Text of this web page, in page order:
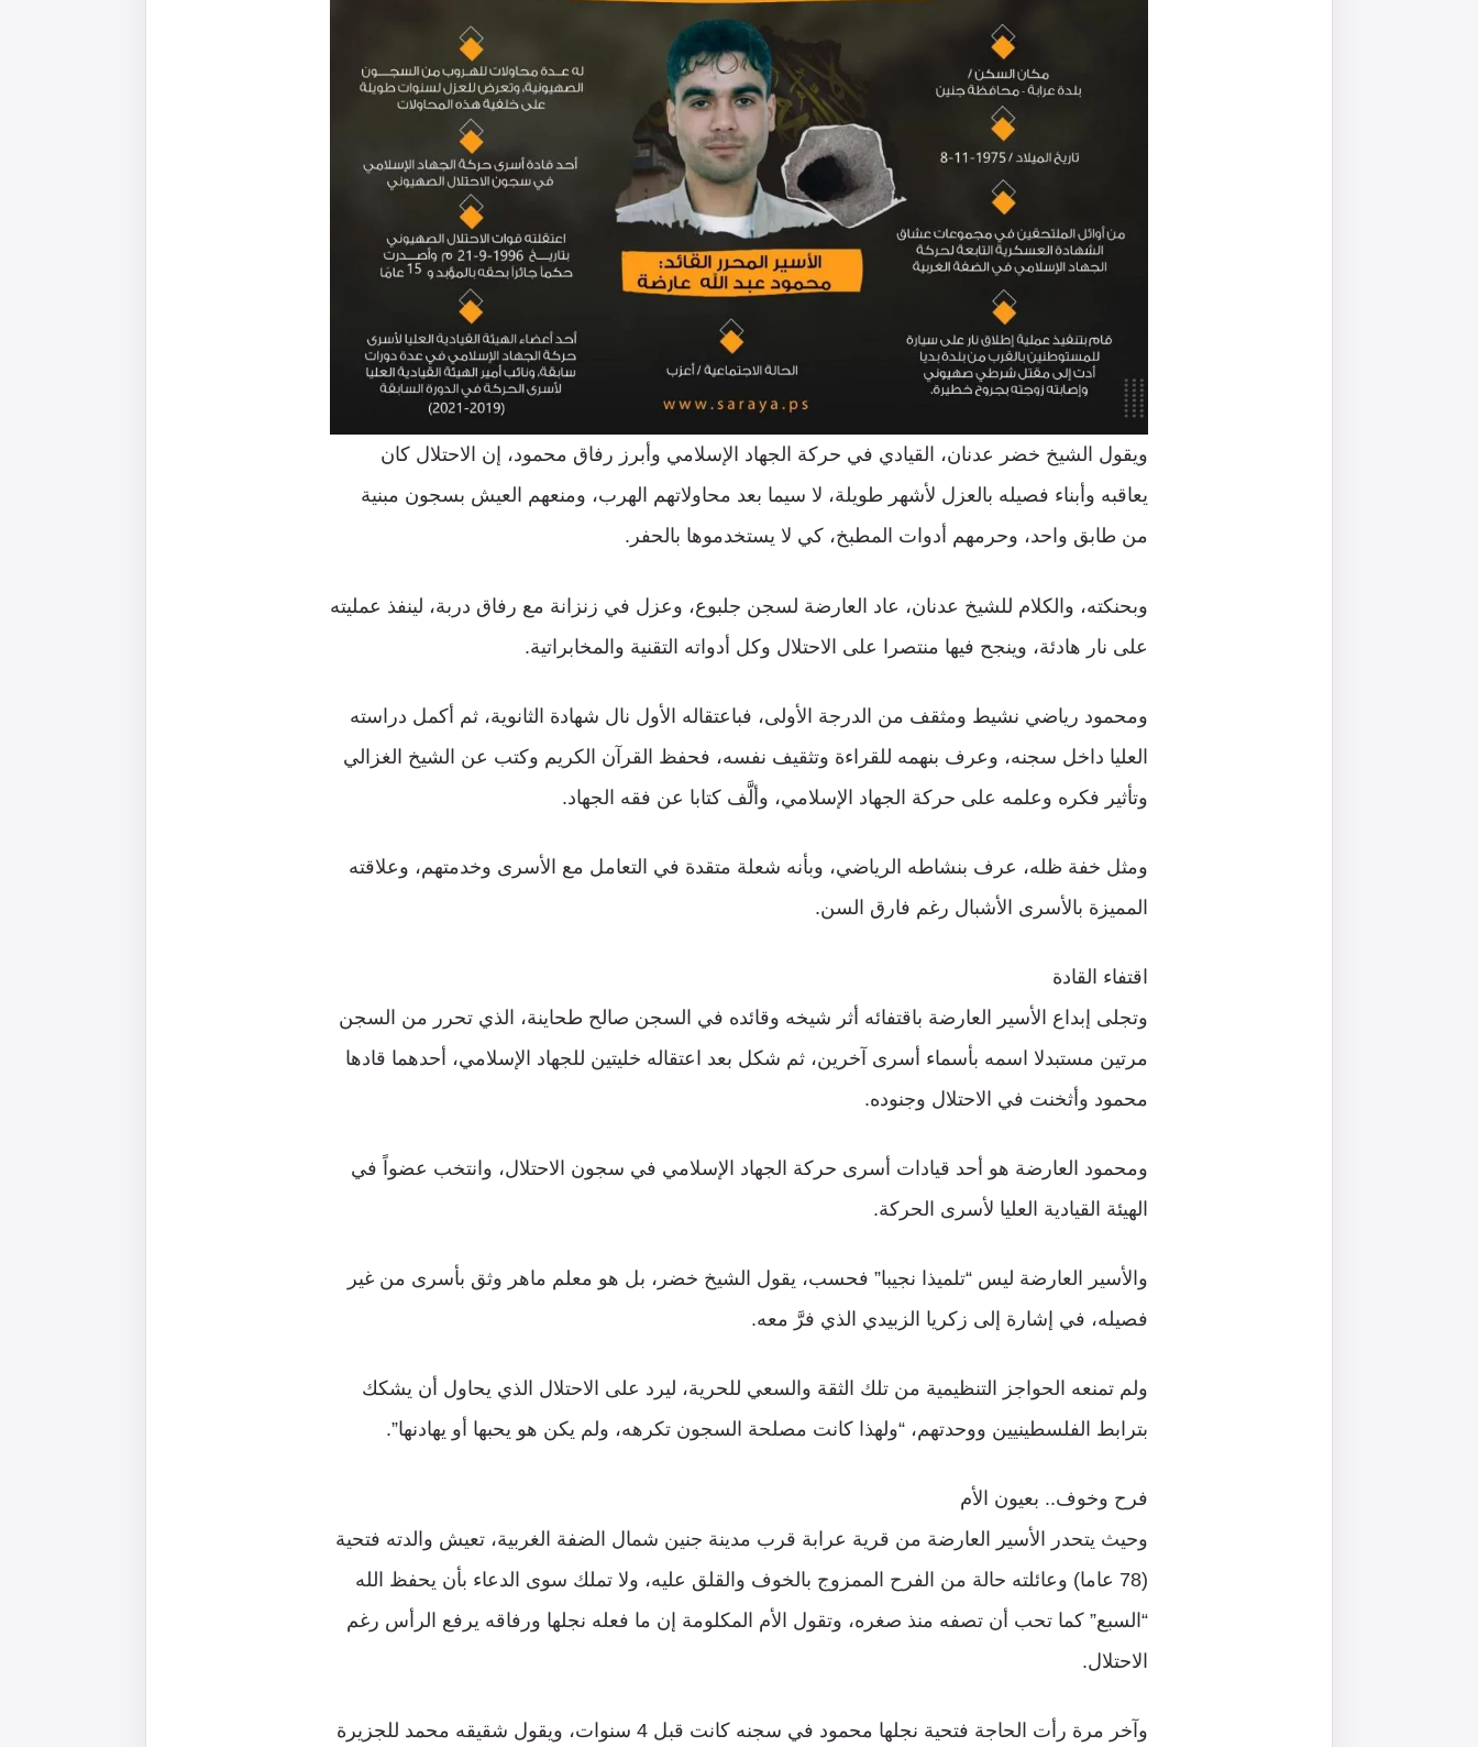
ويقول الشيخ خضر عدنان، القيادي في حركة الجهاد الإسلامي وأبرز رفاق محمود، إن الاحتلال كان
يعاقبه وأبناء فصيله بالعزل لأشهر طويلة، لا سيما بعد محاولاتهم الهرب، ومنعهم العيش بسجون مبنية
من طابق واحد، وحرمهم أدوات المطبخ، كي لا يستخدموها بالحفر.
وبحنكته، والكلام للشيخ عدنان، عاد العارضة لسجن جلبوع، وعزل في زنزانة مع رفاق دربة، لينفذ عمليته
على نار هادئة، وينجح فيها منتصرا على الاحتلال وكل أدواته التقنية والمخابراتية.
ومحمود رياضي نشيط ومثقف من الدرجة الأولى، فباعتقاله الأول نال شهادة الثانوية، ثم أكمل دراسته
العليا داخل سجنه، وعرف بنهمه للقراءة وتثقيف نفسه، فحفظ القرآن الكريم وكتب عن الشيخ الغزالي
وتأثير فكره وعلمه على حركة الجهاد الإسلامي، وألَّف كتابا عن فقه الجهاد.
ومثل خفة ظله، عرف بنشاطه الرياضي، وبأنه شعلة متقدة في التعامل مع الأسرى وخدمتهم، وعلاقته
المميزة بالأسرى الأشبال رغم فارق السن.
اقتفاء القادة
وتجلى إبداع الأسير العارضة باقتفائه أثر شيخه وقائده في السجن صالح طحاينة، الذي تحرر من السجن
مرتين مستبدلا اسمه بأسماء أسرى آخرين، ثم شكل بعد اعتقاله خليتين للجهاد الإسلامي، أحدهما قادها
محمود وأثخنت في الاحتلال وجنوده.
ومحمود العارضة هو أحد قيادات أسرى حركة الجهاد الإسلامي في سجون الاحتلال، وانتخب عضواً في
الهيئة القيادية العليا لأسرى الحركة.
والأسير العارضة ليس “تلميذا نجيبا” فحسب، يقول الشيخ خضر، بل هو معلم ماهر وثق بأسرى من غير
فصيله، في إشارة إلى زكريا الزبيدي الذي فرَّ معه.
ولم تمنعه الحواجز التنظيمية من تلك الثقة والسعي للحرية، ليرد على الاحتلال الذي يحاول أن يشكك
بترابط الفلسطينيين ووحدتهم، “ولهذا كانت مصلحة السجون تكرهه، ولم يكن هو يحبها أو يهادنها”.
فرح وخوف.. بعيون الأم
وحيث يتحدر الأسير العارضة من قرية عرابة قرب مدينة جنين شمال الضفة الغربية، تعيش والدته فتحية
(78 عاما) وعائلته حالة من الفرح الممزوج بالخوف والقلق عليه، ولا تملك سوى الدعاء بأن يحفظ الله
“السبع” كما تحب أن تصفه منذ صغره، وتقول الأم المكلومة إن ما فعله نجلها ورفاقه يرفع الرأس رغم
الاحتلال.
وآخر مرة رأت الحاجة فتحية نجلها محمود في سجنه كانت قبل 4 سنوات، ويقول شقيقه محمد للجزيرة